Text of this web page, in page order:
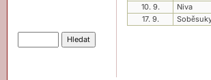
10. 9.
Niva
17. 9.